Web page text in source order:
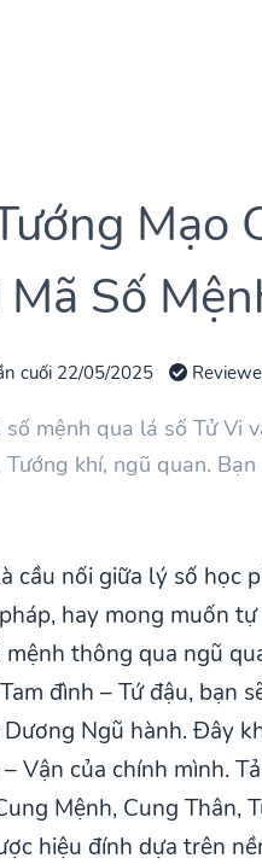
Mạo
Số
cuối 22/05/2025
mệnh qua lá số Tử Vi
khí, ngũ quan.
cầu nối giữa lý số
hay mong muốn
thông qua ngũ
đình – Tứ đậu,
Ngũ hành. Đây
Vận của chính mình.
Mệnh, Cung
hiệu đính dựa trên